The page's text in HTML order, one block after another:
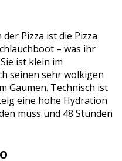
Pizza ist die Pizza
– was ihr
ist klein im
seinen sehr wolkigen
Gaumen. Technisch ist
eine hohe Hydration
muss und 48 Stunden